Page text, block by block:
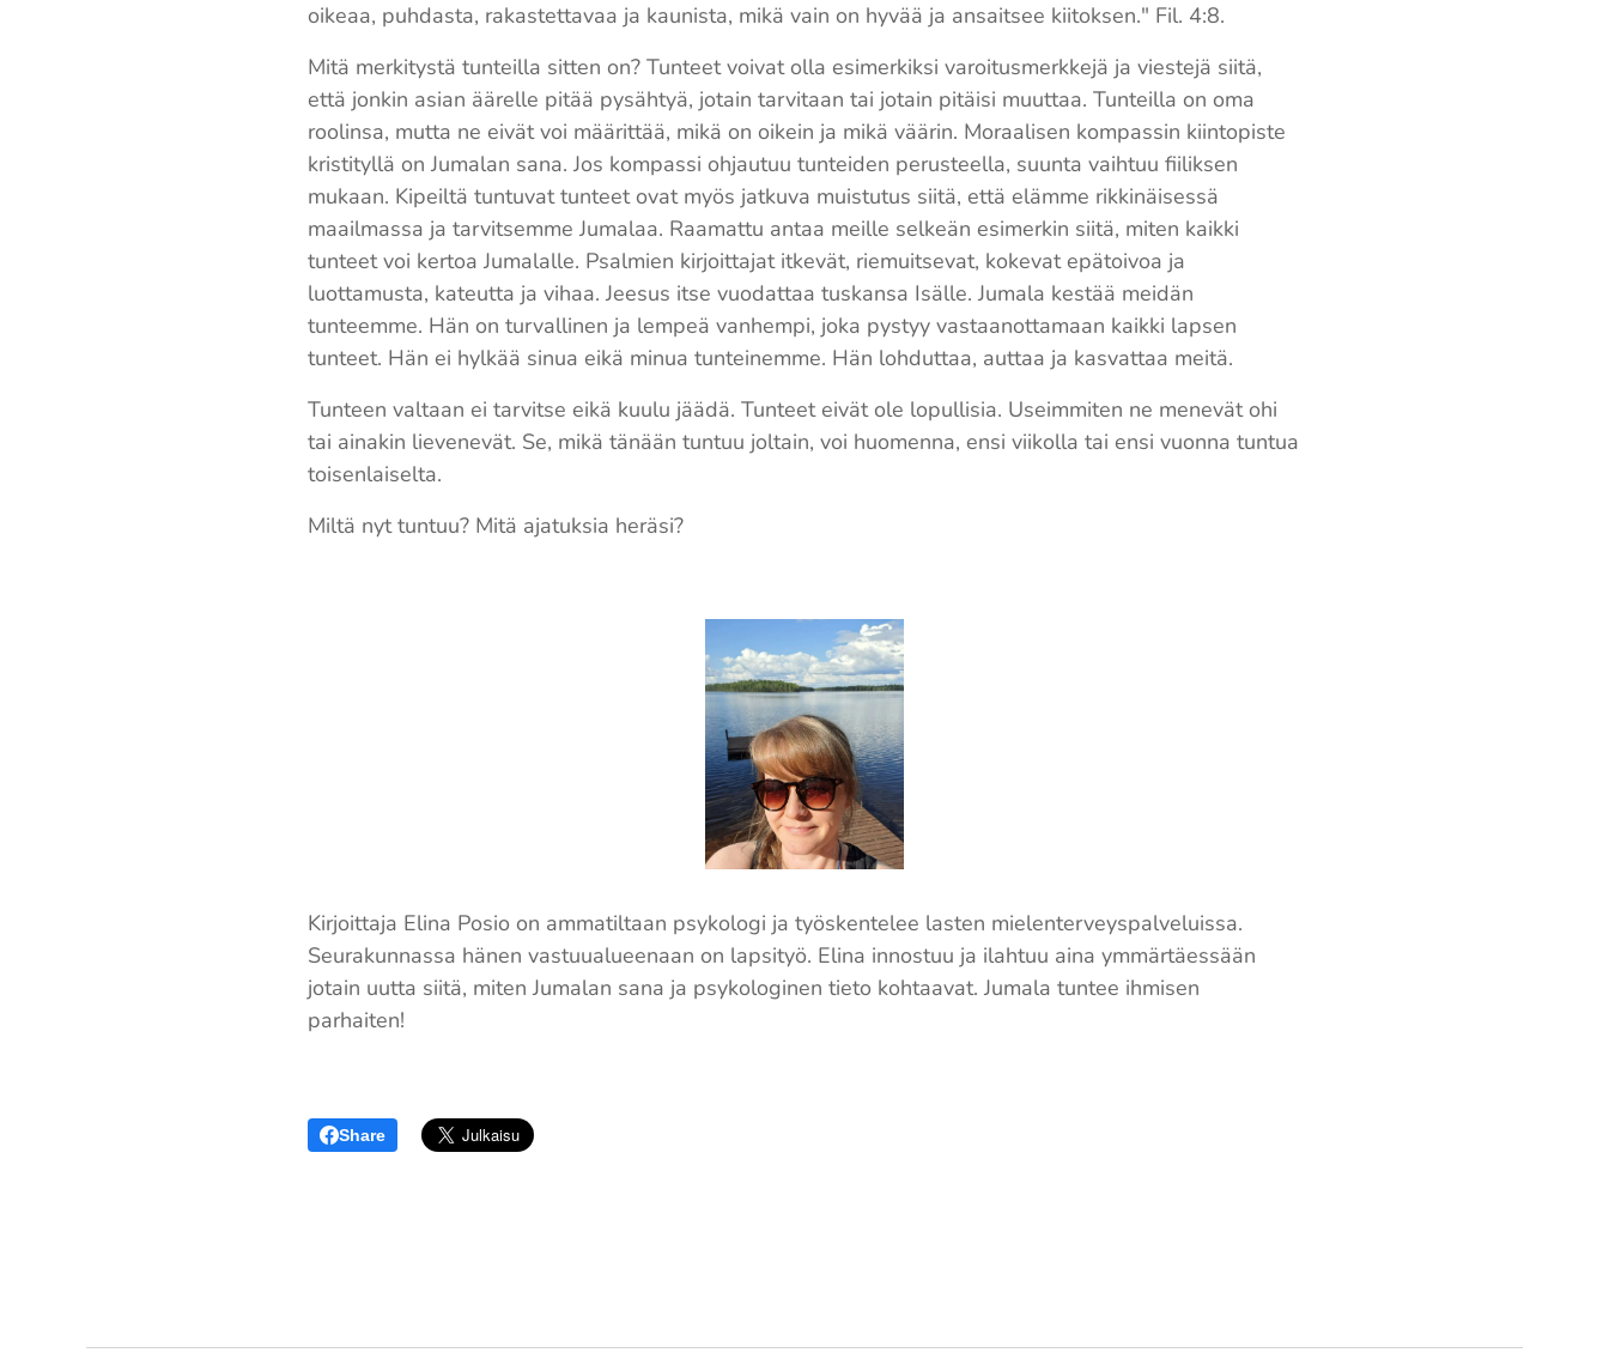
oikeaa, puhdasta, rakastettavaa ja kaunista, mikä vain on hyvää ja ansaitsee kiitoksen." Fil. 4:8.
Mitä merkitystä tunteilla sitten on? Tunteet voivat olla esimerkiksi varoitusmerkkejä ja viestejä siitä,
että jonkin asian äärelle pitää pysähtyä, jotain tarvitaan tai jotain pitäisi muuttaa. Tunteilla on oma
roolinsa, mutta ne eivät voi määrittää, mikä on oikein ja mikä väärin. Moraalisen kompassin kiintopiste
kristityllä on Jumalan sana. Jos kompassi ohjautuu tunteiden perusteella, suunta vaihtuu fiiliksen
mukaan. Kipeiltä tuntuvat tunteet ovat myös jatkuva muistutus siitä, että elämme rikkinäisessä
maailmassa ja tarvitsemme Jumalaa. Raamattu antaa meille selkeän esimerkin siitä, miten kaikki
tunteet voi kertoa Jumalalle. Psalmien kirjoittajat itkevät, riemuitsevat, kokevat epätoivoa ja
luottamusta, kateutta ja vihaa. Jeesus itse vuodattaa tuskansa Isälle. Jumala kestää meidän
tunteemme. Hän on turvallinen ja lempeä vanhempi, joka pystyy vastaanottamaan kaikki lapsen
tunteet. Hän ei hylkää sinua eikä minua tunteinemme. Hän lohduttaa, auttaa ja kasvattaa meitä.
Tunteen valtaan ei tarvitse eikä kuulu jäädä. Tunteet eivät ole lopullisia. Useimmiten ne menevät ohi
tai ainakin lievenevät. Se, mikä tänään tuntuu joltain, voi huomenna, ensi viikolla tai ensi vuonna tuntua
toisenlaiselta.
Miltä nyt tuntuu? Mitä ajatuksia heräsi?
Kirjoittaja Elina Posio on ammatiltaan psykologi ja työskentelee lasten mielenterveyspalveluissa.
Seurakunnassa hänen vastuualueenaan on lapsityö. Elina innostuu ja ilahtuu aina ymmärtäessään
jotain uutta siitä, miten Jumalan sana ja psykologinen tieto kohtaavat. Jumala tuntee ihmisen
parhaiten!
Share